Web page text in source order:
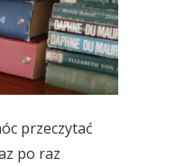
przeczytać
po raz